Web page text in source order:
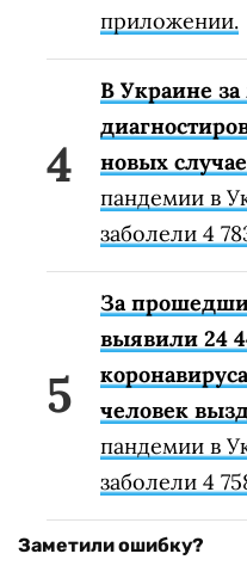
приложении.
В Украине
новых
пандемии в
заболели 4
За
выявили 24
человек
пандемии в
заболели 4
Заметили ошибку?